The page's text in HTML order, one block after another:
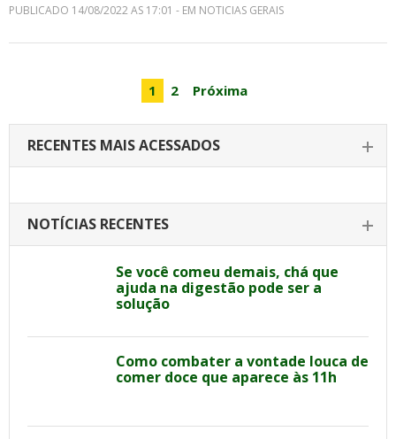
PUBLICADO 14/08/2022 AS 17:01 - EM NOTICIAS GERAIS
1 2 Próxima
RECENTES MAIS ACESSADOS
NOTÍCIAS RECENTES
Se você comeu demais, chá que
ajuda na digestão pode ser a
solução
Como combater a vontade louca de
comer doce que aparece às 11h